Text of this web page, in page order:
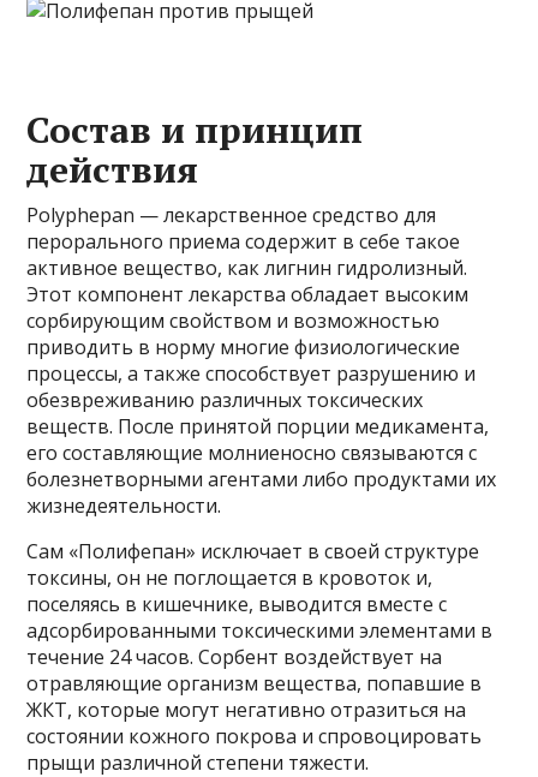
Состав и принцип
действия
Polyphepan — лекарственное средство для
перорального приема содержит в себе такое
активное вещество, как лигнин гидролизный.
Этот компонент лекарства обладает высоким
сорбирующим свойством и возможностью
приводить в норму многие физиологические
процессы, а также способствует разрушению и
обезвреживанию различных токсических
веществ. После принятой порции медикамента,
его составляющие молниеносно связываются с
болезнетворными агентами либо продуктами их
жизнедеятельности.
Сам «Полифепан» исключает в своей структуре
токсины, он не поглощается в кровоток и,
поселяясь в кишечнике, выводится вместе с
адсорбированными токсическими элементами в
течение 24 часов. Сорбент воздействует на
отравляющие организм вещества, попавшие в
ЖКТ, которые могут негативно отразиться на
состоянии кожного покрова и спровоцировать
прыщи различной степени тяжести.